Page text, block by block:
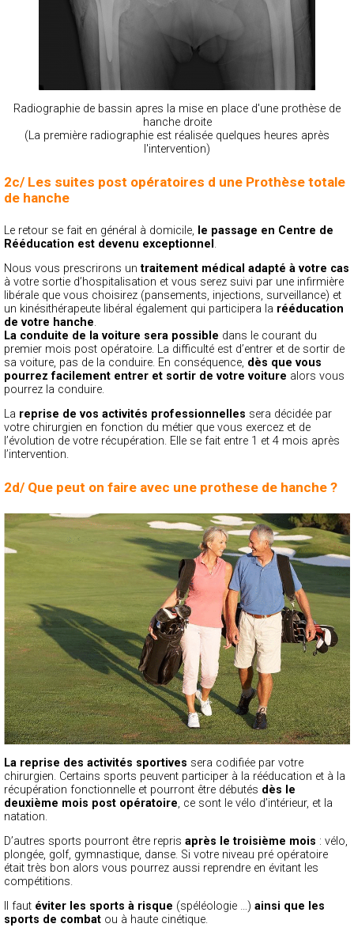
Radiographie de bassin apres la mise en place d'une prothèse de
hanche droite
(La première radiographie est réalisée quelques heures après
l'intervention)
2c/ Les suites post opératoires d une Prothèse totale
de hanche
Le retour se fait en général à domicile, le passage en Centre de
Rééducation est devenu exceptionnel .
Nous vous prescrirons untraitement médical adapté à votre cas
à votre sortie d’hospitalisation et vous serez suivi par une infirmière
libérale que vous choisirez (pansements, injections, surveillance) et
un kinésithérapeute libéral également qui participera la rééducation
de votre hanche.
La conduite de la voiture sera possible dans le courant du
premier mois post opératoire. La difficulté est d’entrer et de sortir de
sa voiture, pas de la conduire. En conséquence, dès que vous
pourrez facilement entrer et sortir de votre voiture alors vous
pourrez la conduire.
La reprise de vos activités professionnelles sera décidée par
votre chirurgien en fonction du métier que vous exercez et de
l’évolution de votre récupération. Elle se fait entre 1 et 4 mois après
l’intervention.
2d/ Que peut on faire avec une prothese de hanche ?
La reprise des activités sportives sera codifiée par votre
chirurgien. Certains sports peuvent participer à la rééducation et à la
récupération fonctionnelle et pourront être débutés dès le
deuxième mois post opératoire, ce sont le vélo d’intérieur, et la
natation.
D’autres sports pourront être repris après le troisième mois : vélo,
plongée, golf, gymnastique, danse. Si votre niveau pré opératoire
était très bon alors vous pourrez aussi reprendre en évitant les
compétitions.
Il faut éviter les sports à risque (spéléologie …) ainsi que les
sports de combat ou à haute cinétique.